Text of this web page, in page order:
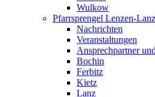
Wulkow
Pfarrsprengel Lenzen-
Nachrichten
Veranstaltungen
Ansprechpartner
Bochin
Ferbitz
Kietz
Lanz